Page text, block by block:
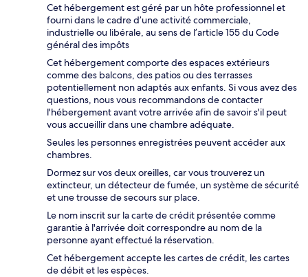
Cet hébergement est géré par un hôte professionnel et
fourni dans le cadre d’une activité commerciale,
industrielle ou libérale, au sens de l’article 155 du Code
général des impôts
Cet hébergement comporte des espaces extérieurs
comme des balcons, des patios ou des terrasses
potentiellement non adaptés aux enfants. Si vous avez des
questions, nous vous recommandons de contacter
l'hébergement avant votre arrivée afin de savoir s'il peut
vous accueillir dans une chambre adéquate.
Seules les personnes enregistrées peuvent accéder aux
chambres.
Dormez sur vos deux oreilles, car vous trouverez un
extincteur, un détecteur de fumée, un système de sécurité
et une trousse de secours sur place.
Le nom inscrit sur la carte de crédit présentée comme
garantie à l'arrivée doit correspondre au nom de la
personne ayant effectué la réservation.
Cet hébergement accepte les cartes de crédit, les cartes
de débit et les espèces.